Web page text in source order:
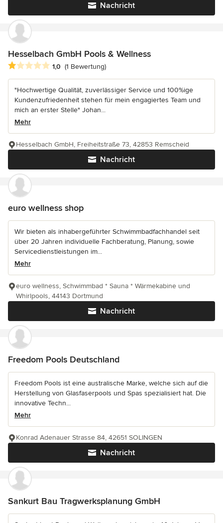
Nachricht
Hesselbach GmbH Pools & Wellness
Durchschnittliche Bewertung: 1 von 5 Sternen
1,0 (1 Bewertung)
"Hochwertige Qualität, zuverlässiger Service und 100%ige
Kundenzufriedenheit stehen für mein engagiertes Team und
mich an erster Stelle" Johan...
Mehr
Nachricht
Hesselbach GmbH, Freiheitstraße 73, 42853 Remscheid
euro wellness shop
Wir bieten als inhabergeführter Schwimmbadfachhandel seit
über 20 Jahren individuelle Fachberatung, Planung, sowie
Servicedienstleistungen im...
Mehr
Nachricht
euro wellness, Schwimmbad * Sauna * Wärmekabine und
Whirlpools, 44143 Dortmund
Freedom Pools Deutschland
Freedom Pools ist eine australische Marke, welche sich auf die
Herstellung von Glasfaserpools und Spas spezialisiert hat. Die
innovative Techn...
Mehr
Nachricht
Konrad Adenauer Strasse 84, 42651 SOLINGEN
Sankurt Bau Tragwerksplanung GmbH